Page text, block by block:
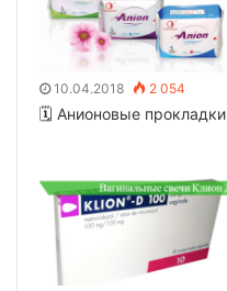
10.04.2018 2 054
🗓 Анионовые прокладки